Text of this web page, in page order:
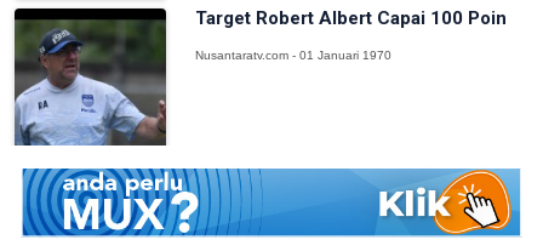
Target Robert Albert Capai 100 Poin
Nusantaratv.com - 01 Januari 1970